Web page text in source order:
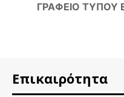
ΓΡΑΦΕΙΟ ΤΥΠΟΥ
Επικαιρότητα